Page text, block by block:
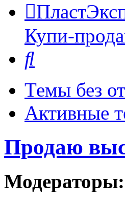
Купи-
Темы без
Активные
Продаю
Модераторы: